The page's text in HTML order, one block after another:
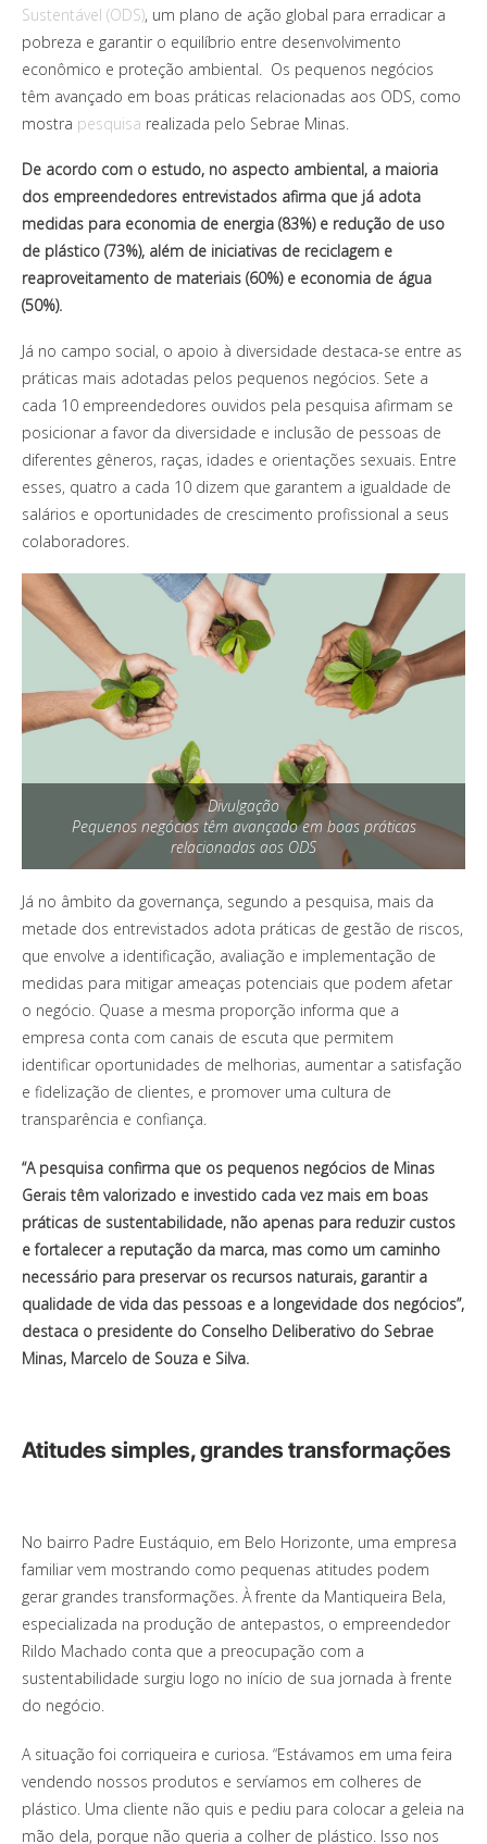
Sustentável (ODS), um plano de ação global para erradicar a
pobreza e garantir o equilíbrio entre desenvolvimento
econômico e proteção ambiental. Os pequenos negócios
têm avançado em boas práticas relacionadas aos ODS, como
mostra pesquisa realizada pelo Sebrae Minas.
De acordo com o estudo, no aspecto ambiental, a maioria
dos empreendedores entrevistados afirma que já adota
medidas para economia de energia (83%) e redução de uso
de plástico (73%), além de iniciativas de reciclagem e
reaproveitamento de materiais (60%) e economia de água
(50%).
Já no campo social, o apoio à diversidade destaca-se entre as
práticas mais adotadas pelos pequenos negócios. Sete a
cada 10 empreendedores ouvidos pela pesquisa afirmam se
posicionar a favor da diversidade e inclusão de pessoas de
diferentes gêneros, raças, idades e orientações sexuais. Entre
esses, quatro a cada 10 dizem que garantem a igualdade de
salários e oportunidades de crescimento profissional a seus
colaboradores.
Divulgação
Pequenos negócios têm avançado em boas práticas
relacionadas aos ODS
Já no âmbito da governança, segundo a pesquisa, mais da
metade dos entrevistados adota práticas de gestão de riscos,
que envolve a identificação, avaliação e implementação de
medidas para mitigar ameaças potenciais que podem afetar
o negócio. Quase a mesma proporção informa que a
empresa conta com canais de escuta que permitem
identificar oportunidades de melhorias, aumentar a satisfação
e fidelização de clientes, e promover uma cultura de
transparência e confiança.
“A pesquisa confirma que os pequenos negócios de Minas
Gerais têm valorizado e investido cada vez mais em boas
práticas de sustentabilidade, não apenas para reduzir custos
e fortalecer a reputação da marca, mas como um caminho
necessário para preservar os recursos naturais, garantir a
qualidade de vida das pessoas e a longevidade dos negócios”,
destaca o presidente do Conselho Deliberativo do Sebrae
Minas, Marcelo de Souza e Silva.
Atitudes simples, grandes transformações
No bairro Padre Eustáquio, em Belo Horizonte, uma empresa
familiar vem mostrando como pequenas atitudes podem
gerar grandes transformações. À frente da Mantiqueira Bela,
especializada na produção de antepastos, o empreendedor
Rildo Machado conta que a preocupação com a
sustentabilidade surgiu logo no início de sua jornada à frente
do negócio.
A situação foi corriqueira e curiosa. “Estávamos em uma feira
vendendo nossos produtos e servíamos em colheres de
plástico. Uma cliente não quis e pediu para colocar a geleia na
mão dela, porque não queria a colher de plástico. Isso nos